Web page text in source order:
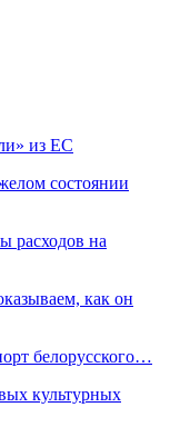
из ЕС
состоянии
расходов на
как он
белорусского…
культурных